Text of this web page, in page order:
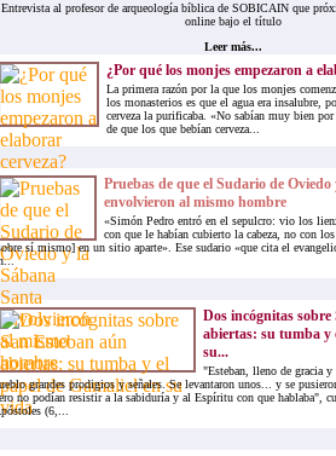
Entrevista al profesor de arqueología bíblica de SOBICAIN que
online bajo el título
Leer más...
¿Por qué los monjes empezaron a
La primera razón por la que los monjes
los monasterios es que el agua era insalubre,
cerveza la purificaba. «No sabían muy bien
de que los que bebían cerveza...
Pruebas de que el Sudario de
envolvieron al mismo hombre
«Simón Pedro entró en el sepulcro: vio los
con que le habían cubierto la cabeza, no con
sí mismo] en un sitio aparte». Ese sudario «que cita el
Dos incógnitas
abiertas: su tumba y
su...
"Esteban, lleno de gracia y
grandes prodigios y señales. Se levantaron unos... y se
no podían resistir a la sabiduría y al Espíritu con que hablaba",
(6,...